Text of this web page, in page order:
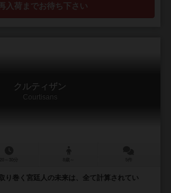
入荷までお待ち下さい
クルティザン
Courtisans
り巻く宮廷人の未来は、全て計算されてい